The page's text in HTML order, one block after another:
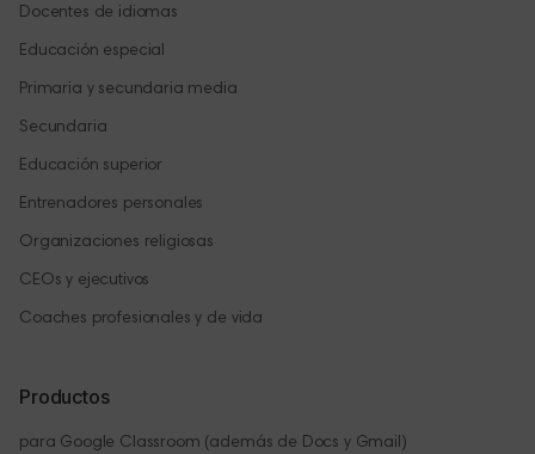
Docentes de idiomas
Educación especial
Primaria y secundaria media
Secundaria
Educación superior
Entrenadores personales
Organizaciones religiosas
CEOs y ejecutivos
Coaches profesionales y de vida
Productos
para Google Classroom (además de Docs y Gmail)